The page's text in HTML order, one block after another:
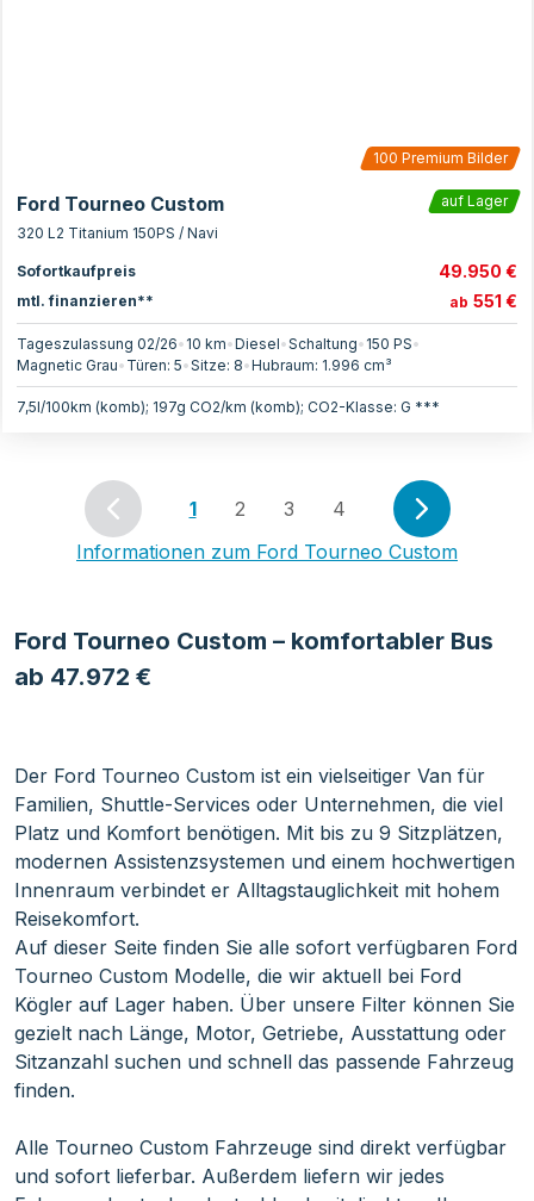
100 Premium Bilder
Ford Tourneo Custom
auf Lager
320 L2 Titanium 150PS / Navi
Sofortkaufpreis 49.950 €
mtl. finanzieren** ab 551 €
Tageszulassung 02/26• 10 km•Diesel•Schaltung• 150 PS•
Magnetic Grau• Türen: 5•Sitze: 8•Hubraum: 1.996 cm³
7,5l/100km (komb); 197g CO2/km (komb); CO2-Klasse: G ***
1 2 3
4
Informationen zum Ford Tourneo Custom
Ford Tourneo Custom – komfortabler Bus
ab 47.972 €
Der Ford Tourneo Custom ist ein vielseitiger Van für
Familien, Shuttle-Services oder Unternehmen, die viel
Platz und Komfort benötigen. Mit bis zu 9 Sitzplätzen,
modernen Assistenzsystemen und einem hochwertigen
Innenraum verbindet er Alltagstauglichkeit mit hohem
Reisekomfort.
Auf dieser Seite finden Sie alle sofort verfügbaren Ford
Tourneo Custom Modelle, die wir aktuell bei Ford
Kögler auf Lager haben. Über unsere Filter können Sie
gezielt nach Länge, Motor, Getriebe, Ausstattung oder
Sitzanzahl suchen und schnell das passende Fahrzeug
finden.
Alle Tourneo Custom Fahrzeuge sind direkt verfügbar
und sofort lieferbar. Außerdem liefern wir jedes